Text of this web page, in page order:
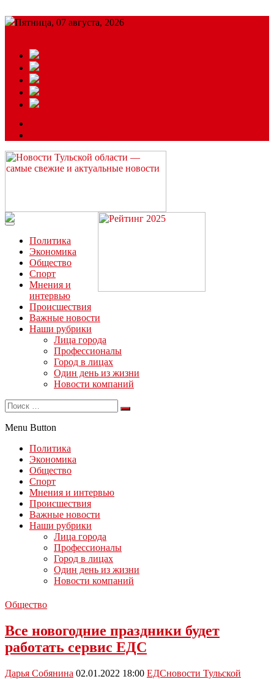
Пятница, 07 августа, 2026
Читайте последние новости дня в Тульской области на сайте
“ЗаНовомосковск”
Политика
Экономика
Общество
Спорт
Мнения и
интервью
Происшествия
Важные новости
Наши рубрики
Лица города
Профессионалы
Город в лицах
Один день из жизни
Новости компаний
Menu Button
Политика
Экономика
Общество
Спорт
Мнения и интервью
Происшествия
Важные новости
Наши рубрики
Лица города
Профессионалы
Город в лицах
Один день из жизни
Новости компаний
Общество
Все новогодние праздники будет
работать сервис ЕДС
Дарья Собянина 02.01.2022 18:00 ЕДСновости Тульской